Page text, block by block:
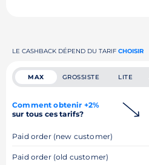
LE CASHBACK DÉPEND DU TARIF CHOISIR
MAX GROSSISTE LITE
Comment obtenir +2%
sur tous ces tarifs?
Paid order (new customer)
Paid order (old customer)